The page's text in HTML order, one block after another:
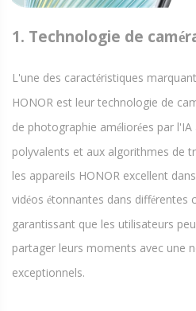
1. Technologie de camé
L'une des caractéristiques
HONOR est leur technologie de
de photographie améliorées par
polyvalents et aux algorithmes de
les appareils HONOR excellent
vidéos étonnantes dans différentes
garantissant que les utilisateurs
partager leurs moments avec une
exceptionnels.